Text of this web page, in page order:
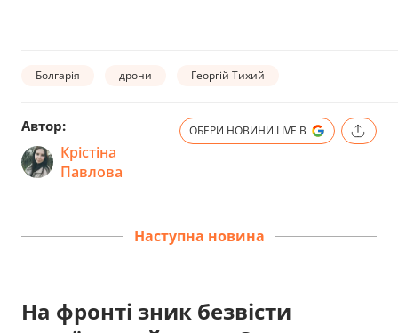
Болгарія дрони Георгій Тихий
Автор:
Крістіна
Павлова
ОБЕРИ НОВИНИ.LIVE В
Наступна новина
На фронті зник безвісти